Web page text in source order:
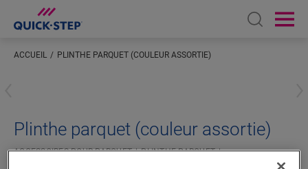
Open
ACCUEIL PLINTHE PARQUET (COULEUR ASSORTIE)
Plinthe parquet (couleur assortie)
ACCESSOIRES POUR PARQUET
PLINTHE PARQUET